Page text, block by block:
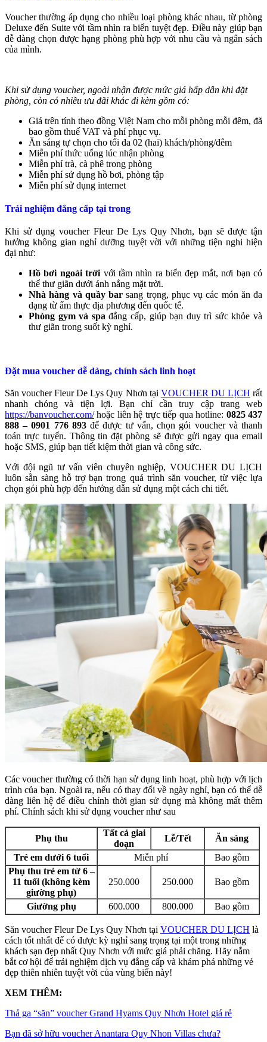
Voucher thường áp dụng cho nhiều loại phòng khác nhau, từ phòng
Deluxe đến Suite với tầm nhìn ra biển tuyệt đẹp. Điều này giúp bạn
dễ dàng chọn được hạng phòng phù hợp với nhu cầu và ngân sách
của mình.
Khi sử dụng voucher, ngoài nhận được mức giá hấp dẫn khi đặt
phòng, còn có nhiều ưu đãi khác đi kèm gồm có:
Giá trên tính theo đồng Việt Nam cho mỗi phòng mỗi đêm, đã
bao gồm thuế VAT và phí phục vụ.
Ăn sáng tự chọn cho tối đa 02 (hai) khách/phòng/đêm
Miễn phí thức uống lúc nhận phòng
Miễn phí trà, cà phê trong phòng
Miễn phí sử dụng hồ bơi, phòng tập
Miễn phí sử dụng internet
Trải nghiệm đẳng cấp tại trong
Khi sử dụng voucher Fleur De Lys Quy Nhơn, bạn sẽ được tận
hưởng không gian nghỉ dưỡng tuyệt vời với những tiện nghi hiện
đại như:
Hồ bơi ngoài trời với tầm nhìn ra biển đẹp mắt, nơi bạn có
thể thư giãn dưới ánh nắng mặt trời.
Nhà hàng và quầy bar sang trọng, phục vụ các món ăn đa
dạng từ ẩm thực địa phương đến quốc tế.
Phòng gym và spa đẳng cấp, giúp bạn duy trì sức khỏe và
thư giãn trong suốt kỳ nghỉ.
Đặt mua voucher dễ dàng, chính sách linh hoạt
Săn voucher Fleur De Lys Quy Nhơn tại VOUCHER DU LỊCH rất
nhanh chóng và tiện lợi. Bạn chỉ cần truy cập trang web
https://banvoucher.com/hoặc liên hệ trực tiếp qua hotline: 0825 437
888 – 0901 776 893để được tư vấn, chọn gói voucher và thanh
toán trực tuyến. Thông tin đặt phòng sẽ được gửi ngay qua email
hoặc SMS, giúp bạn tiết kiệm thời gian và công sức.
Với đội ngũ tư vấn viên chuyên nghiệp, VOUCHER DU LỊCH
luôn sẵn sàng hỗ trợ bạn trong quá trình săn voucher, từ việc lựa
chọn gói phù hợp đến hướng dẫn sử dụng một cách chi tiết.
Các voucher thường có thời hạn sử dụng linh hoạt, phù hợp với lịch
trình của bạn. Ngoài ra, nếu có thay đổi về ngày nghỉ, bạn có thể dễ
dàng liên hệ để điều chỉnh thời gian sử dụng mà không mất thêm
phí. Chính sách khi sử dụng voucher như sau
Phụ thu
Tất cả giai
đoạn
Lễ/Tết
Ăn sáng
Trẻ em dưới 6 tuổi
Miễn phí
Bao gồm
Phụ thu trẻ em từ 6 –
11 tuổi (không kèm
giường phụ)
250.000 250.000 Bao gồm
Giường phụ 600.000 800.000 Bao gồm
Săn voucher Fleur De Lys Quy Nhơn tại VOUCHER DU LỊCH là
cách tốt nhất để có được kỳ nghỉ sang trọng tại một trong những
khách sạn đẹp nhất Quy Nhơn với mức giá phải chăng. Hãy nắm
bắt cơ hội để trải nghiệm dịch vụ đẳng cấp và khám phá những vẻ
đẹp thiên nhiên tuyệt vời của vùng biển này!
XEM THÊM:
Thả ga “săn” voucher Grand Hyams Quy Nhơn Hotel giá rẻ
Bạn đã sở hữu voucher Anantara Quy Nhon Villas chưa?